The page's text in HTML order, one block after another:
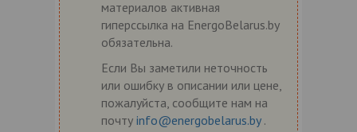
материалов активная
гиперссылка на EnergoBelarus.by
обязательна.
Если Вы заметили неточность
или ошибку в описании или цене,
пожалуйста, сообщите нам на
почту info@energobelarus.by .